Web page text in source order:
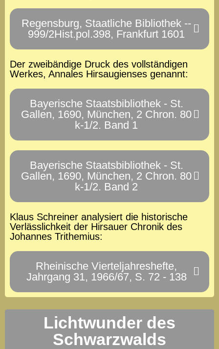
Regensburg, Staatliche Bibliothek --
999/2Hist.pol.398, Frankfurt 1601
Der zweibändige Druck des vollständigen
Werkes, Annales Hirsaugienses genannt:
Bayerische Staatsbibliothek - St.
Gallen, 1690, München, 2 Chron. 80
k-1/2. Band 1
Bayerische Staatsbibliothek - St.
Gallen, 1690, München, 2 Chron. 80
k-1/2. Band 2
Klaus Schreiner analysiert die historische
Verlässlichkeit der Hirsauer Chronik des
Johannes Trithemius:
Rheinische Vierteljahreshefte,
Jahrgang 31, 1966/67, S. 72 - 138
Lichtwunder des
Schwarzwalds